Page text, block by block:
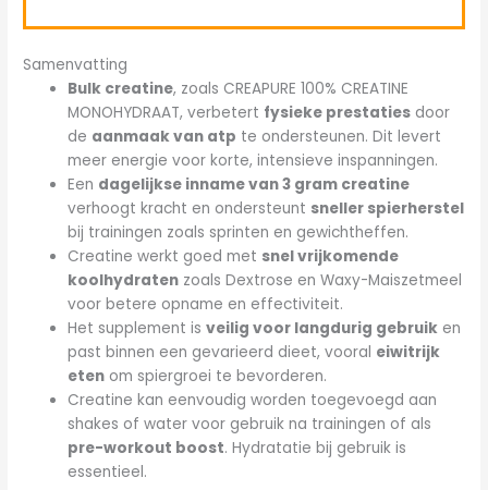
Samenvatting
Bulk creatine, zoals CREAPURE 100% CREATINE
MONOHYDRAAT, verbetert fysieke prestaties door
de aanmaak van atp te ondersteunen. Dit levert
meer energie voor korte, intensieve inspanningen.
Een dagelijkse inname van 3 gram creatine
verhoogt kracht en ondersteunt sneller spierherstel
bij trainingen zoals sprinten en gewichtheffen.
Creatine werkt goed met snel vrijkomende
koolhydraten zoals Dextrose en Waxy-Maiszetmeel
voor betere opname en effectiviteit.
Het supplement isveilig voor langdurig gebruik en
past binnen een gevarieerd dieet, vooral eiwitrijk
eten om spiergroei te bevorderen.
Creatine kan eenvoudig worden toegevoegd aan
shakes of water voor gebruik na trainingen of als
pre-workout boost. Hydratatie bij gebruik is
essentieel.